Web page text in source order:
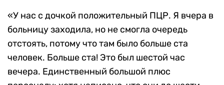
«У нас с дочкой положительный ПЦР. Я вчера в
больницу заходила, но не смогла очередь
отстоять, потому что там было больше ста
человек. Больше ста! Это был шестой час
вечера. Единственный большой плюс